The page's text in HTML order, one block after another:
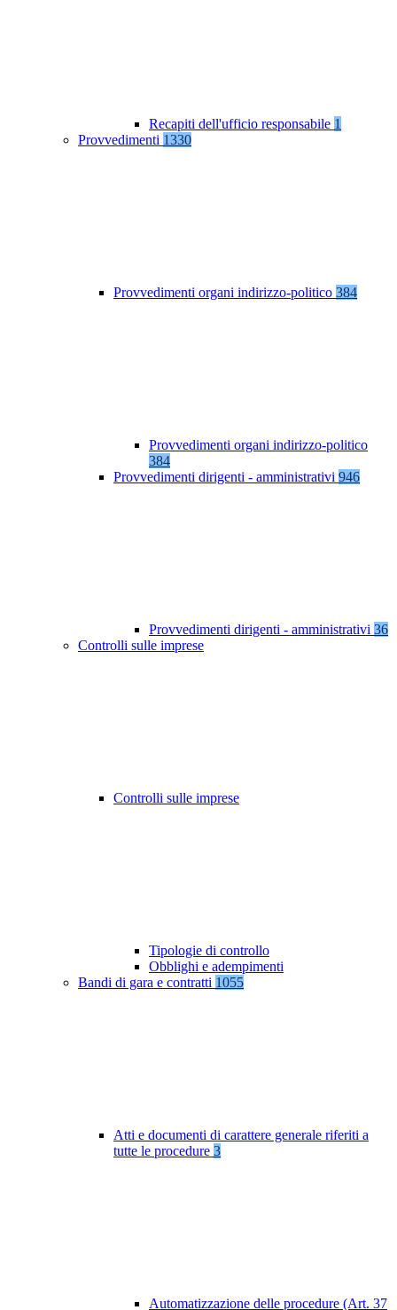
Recapiti dell'ufficio responsabile 1
Provvedimenti 1330
Provvedimenti organi indirizzo-politico 384
Provvedimenti organi indirizzo-politico
384
Provvedimenti dirigenti - amministrativi 946
Provvedimenti dirigenti - amministrativi 36
Controlli sulle imprese
Controlli sulle imprese
Tipologie di controllo
Obblighi e adempimenti
Bandi di gara e contratti 1055
Atti e documenti di carattere generale riferiti a
tutte le procedure 3
Automatizzazione delle procedure (Art. 37